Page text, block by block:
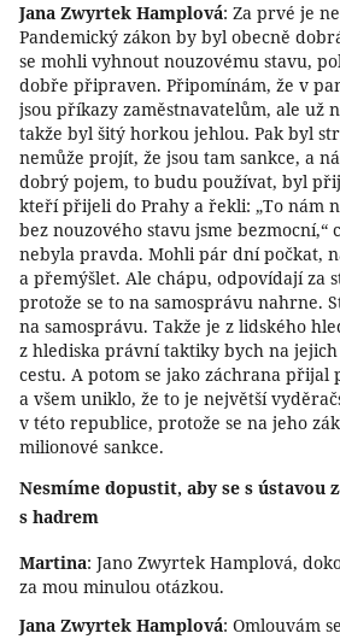
Jana Zwyrtek Hamplová: Za prvé je
Pandemický zákon by byl obecně
se mohli vyhnout nouzovému stavu,
dobře připraven. Připomínám, že v
jsou příkazy zaměstnavatelům, ale už
takže byl šitý horkou jehlou. Pak byl
nemůže projít, že jsou tam sankce, a
dobrý pojem, to budu používat, byl
kteří přijeli do Prahy a řekli: „To nám
bez nouzového stavu jsme bezmocní,“
nebyla pravda. Mohli pár dní počkat,
a přemýšlet. Ale chápu, odpovídají za
protože se to na samosprávu nahrne.
na samosprávu. Takže je z lidského
z hlediska právní taktiky bych na
cestu. A potom se jako záchrana přijal
a všem uniklo, že to je největší
v této republice, protože se na jeho
milionové sankce.
Nesmíme dopustit, aby se s ústavou
s hadrem
Martina: Jano Zwyrtek Hamplová,
za mou minulou otázkou.
Jana Zwyrtek Hamplová: Omlouvám